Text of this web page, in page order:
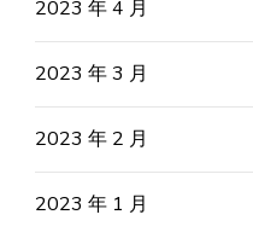
2023 年 4 月
2023 年 3 月
2023 年 2 月
2023 年 1 月